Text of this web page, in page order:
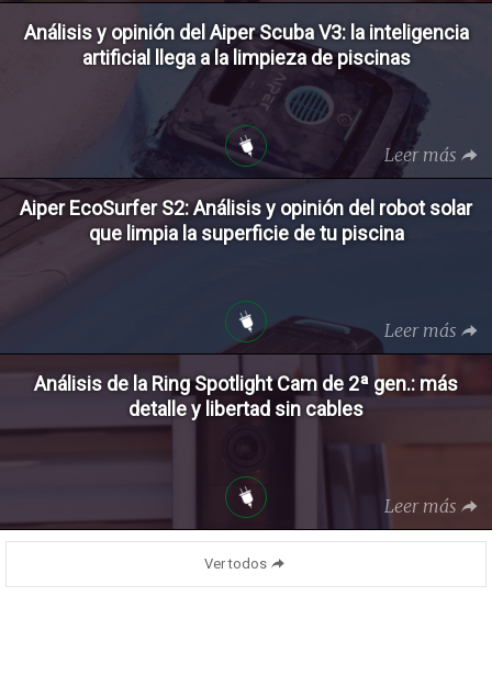
Análisis y opinión del Aiper Scuba V3: la inteligencia
artificial llega a la limpieza de piscinas
Leer más
Aiper EcoSurfer S2: Análisis y opinión del robot solar
que limpia la superficie de tu piscina
Leer más
Análisis de la Ring Spotlight Cam de 2ª gen.: más
detalle y libertad sin cables
Leer más
Ver todos